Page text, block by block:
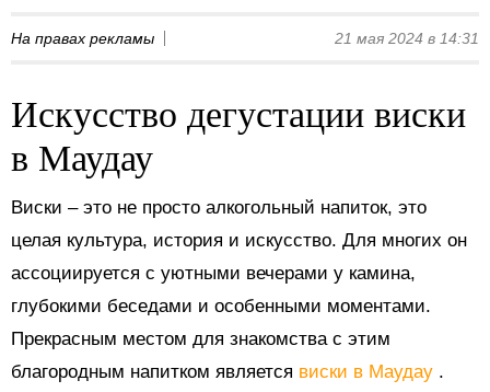
На правах рекламы 21 мая 2024 в 14:31
Искусство дегустации виски
в Маудау
Виски – это не просто алкогольный напиток, это
целая культура, история и искусство. Для многих он
ассоциируется с уютными вечерами у камина,
глубокими беседами и особенными моментами.
Прекрасным местом для знакомства с этим
благородным напитком является виски в Маудау .